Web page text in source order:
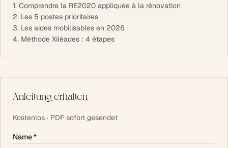
1. Comprendre la RE2020 appliquée à la rénovation
2. Les 5 postes prioritaires
3. Les aides mobilisables en 2026
4. Méthode Xiléades : 4 étapes
Anleitung erhalten
Kostenlos · PDF sofort gesendet
Name *